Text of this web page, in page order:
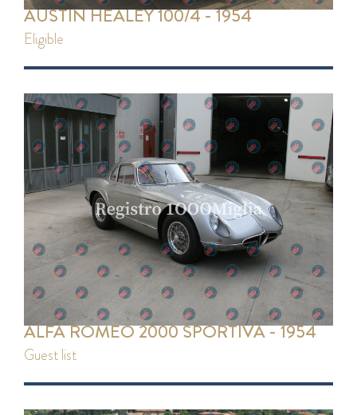
AUSTIN HEALEY 100/4 - 1954
eligible
ALFA ROMEO 2000 SPORTIVA - 1954
guest list